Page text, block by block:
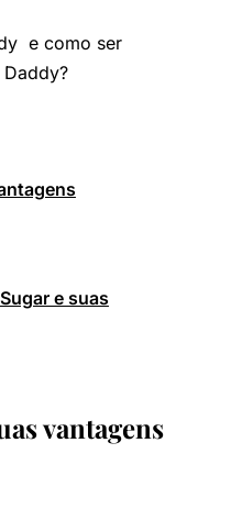
e como ser
e suas
vantagens